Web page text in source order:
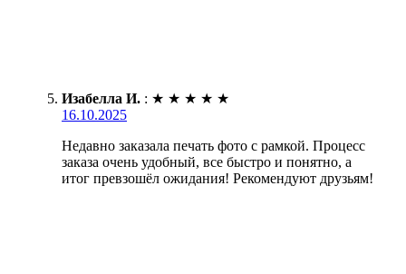
Изабелла И. : ★ ★ ★ ★ ★
16.10.2025
Недавно заказала печать фото с рамкой. Процесс
заказа очень удобный, все быстро и понятно, а
итог превзошёл ожидания! Рекомендуют друзьям!